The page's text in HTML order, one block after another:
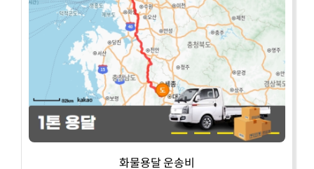
화물용달 운송비